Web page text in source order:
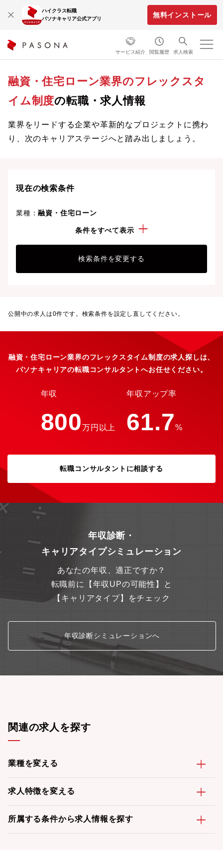
ハイクラス転職
パソナキャリア公式アプリ
無料インストール
サービス紹介 閲覧履歴 求人検索
融資・住宅ローン業界のフレックスタ
イム制度の転職・求人情報
業界をリードする企業や革新的なプロジェクトに携わ
り、次のキャリアステージへと踏み出しましょう。
現在の検索条件
業種：融資・住宅ローン
フレックスタイム制度
条件をすべて表示
検索条件を変更する
公開中の求人は0件です。検索条件を設定し直してください。
融資・住宅ローン業界のフレックスタイム制度の求人探しは、
パソナキャリアの転職コンサルタントへお任せください。
年収
800万円以上
年収アップ率
61.7%
転職コンサルタントに相談する
年収診断・
キャリアタイプシミュレーション
あなたの年収、適正ですか？
転職前に【年収UPの可能性】と
【キャリアタイプ】をチェック
年収診断シミュレーションへ
関連の求人を探す
業種を変える
求人特徴を変える
所属する条件から求人情報を探す